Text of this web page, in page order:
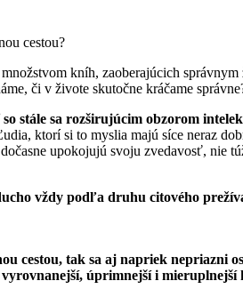
kníh, zaoberajúcich
či v živote skutočne kráčame
stále sa rozširujúcim obzorom
ktorí si to myslia majú síce neraz
upokojujú svoju zvedavosť, nie
vždy podľa druhu citového
cestou, tak sa aj napriek nepriazni
úprimnejší i mieruplnejší